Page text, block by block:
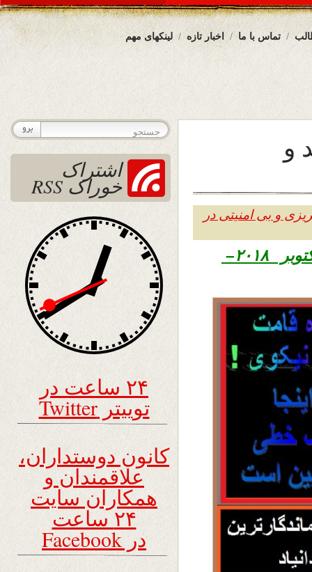
لینکهای مهم اخبار تازه تماس با ما
و
و بی امنیتی در
۱۳۹۷ – ۱۹ اکتوبر ۲۰۱۸–
اشتراک
خوراک RSS
۲۴ ساعت در
توییتر Twitter
کانون دوستداران،
علاقمندان و
همکاران سایت
۲۴ ساعت
در Facebook